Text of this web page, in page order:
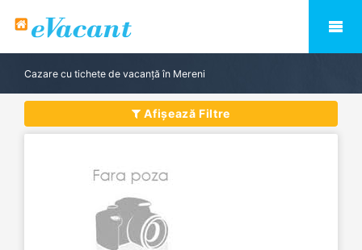
Cazare cu tichete de vacanță în Mereni
Afișează Filtre